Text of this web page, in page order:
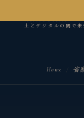
kanseian
土とデジタルの間で未
Home 省